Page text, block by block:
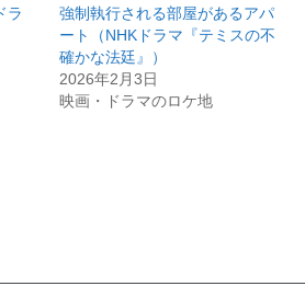
ラ
強制執行される部屋があるアパ
ート（NHKドラマ『テミスの不
確かな法廷』）
2026年2月3日
映画・ドラマのロケ地